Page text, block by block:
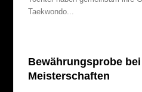
Taekwondo...
Bewährungsprobe
Meisterschaften